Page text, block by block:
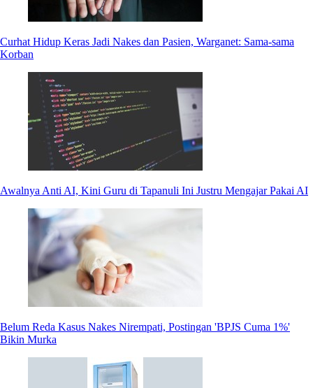
Curhat Hidup Keras Jadi Nakes dan Pasien, Warganet: Sama-sama
Korban
Awalnya Anti AI, Kini Guru di Tapanuli Ini Justru Mengajar Pakai AI
Belum Reda Kasus Nakes Nirempati, Postingan 'BPJS Cuma 1%'
Bikin Murka